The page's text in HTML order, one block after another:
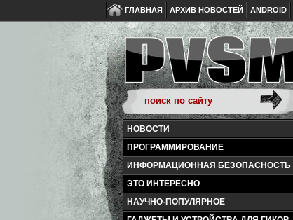
ГЛАВНАЯ АРХИВ НОВОСТЕЙ ANDROID
НОВОСТИ
ПРОГРАММИРОВАНИЕ
ИНФОРМАЦИОННАЯ БЕЗОПАСНОСТЬ
ЭТО ИНТЕРЕСНО
НАУЧНО-ПОПУЛЯРНОЕ